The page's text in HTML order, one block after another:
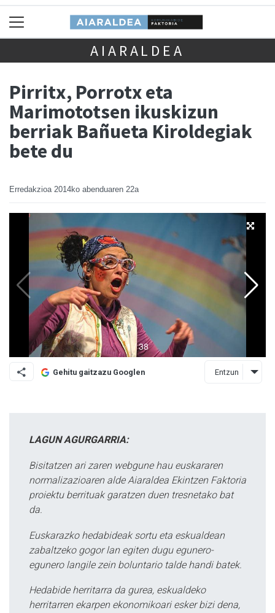
AIARALDEA
Pirritx, Porrotx eta
Marimototsen ikuskizun
berriak Bañueta Kiroldegiak
bete du
Erredakzioa 2014ko abenduaren 22a
Gehitu gaitzazu Googlen Entzun
LAGUN AGURGARRIA:
Bisitatzen ari zaren webgune hau euskararen
normalizazioaren alde Aiaraldea Ekintzen Faktoria
proiektu berrituak garatzen duen tresnetako bat
da.
Euskarazko hedabideak sortu eta eskualdean
zabaltzeko gogor lan egiten dugu egunero-
egunero langile zein boluntario talde handi batek.
Hedabide herritarra da gurea, eskualdeko
herritarren ekarpen ekonomikoari esker bizi dena,